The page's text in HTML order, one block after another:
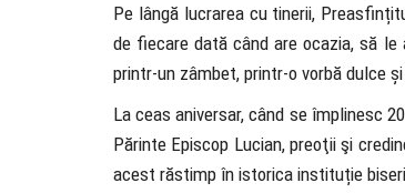
Pe lângă lucrarea cu tinerii,
de fiecare dată când are ocazia, să
printr-un zâmbet, printr-o vorbă dulce
La ceas aniversar, când se împlinesc
Părinte Episcop Lucian, preoţii şi
acest răstimp în istorica instituție